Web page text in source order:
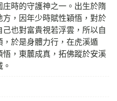
庄時的守護神之一。出生於隋
，因年少時賦性穎悟，對於
也對富貴視若浮雲，所以自
於是身體力行，在虎溪遁
，東麓成真，拓佛蹤於安溪